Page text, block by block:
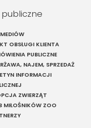
publiczne
OBSŁUGI KLIENTA
PUBLICZNE
NAJEM, SPRZEDAŻ
INFORMACJI
ZWIERZĄT
MIŁOŚNIKÓW ZOO